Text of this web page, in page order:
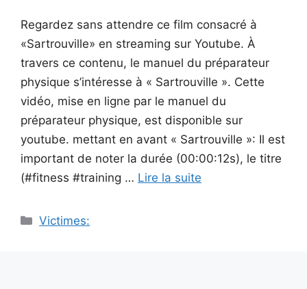
Regardez sans attendre ce film consacré à
«Sartrouville» en streaming sur Youtube. À
travers ce contenu, le manuel du préparateur
physique s’intéresse à « Sartrouville ». Cette
vidéo, mise en ligne par le manuel du
préparateur physique, est disponible sur
youtube. mettant en avant « Sartrouville »: Il est
important de noter la durée (00:00:12s), le titre
(#fitness #training … Lire la suite
Catégories
Victimes: